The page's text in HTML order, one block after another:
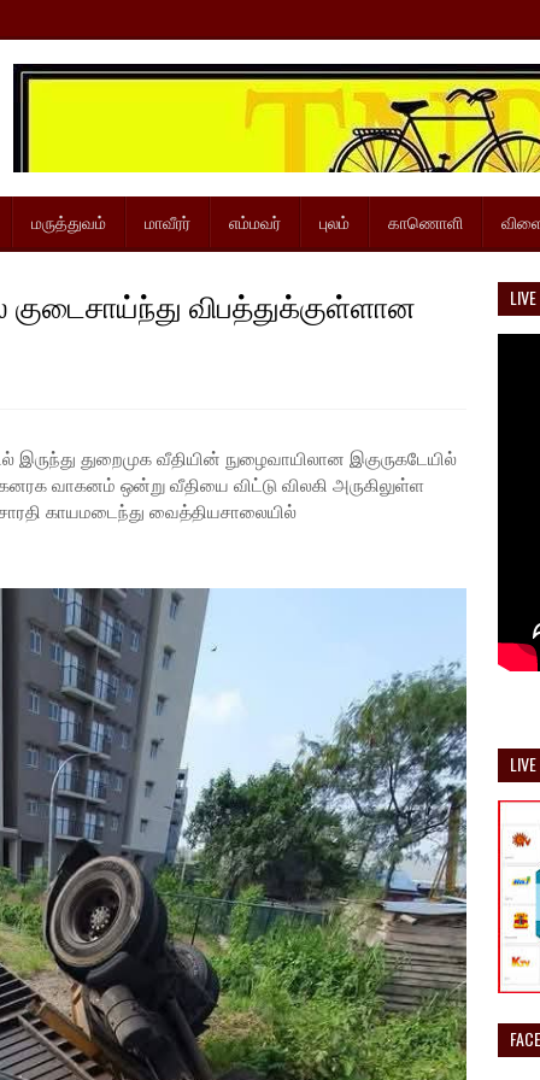
மருத்துவம் மாவீரர் எம்மவர் புலம் காணொளி
விபத்துக்குள்ளான
துறைமுக வீதியின் நுழைவாயிலான இகுருகடேயில்
வாகனம் ஒன்று வீதியை விட்டு விலகி அருகிலுள்ள
காயமடைந்து வைத்தியசாலையில்